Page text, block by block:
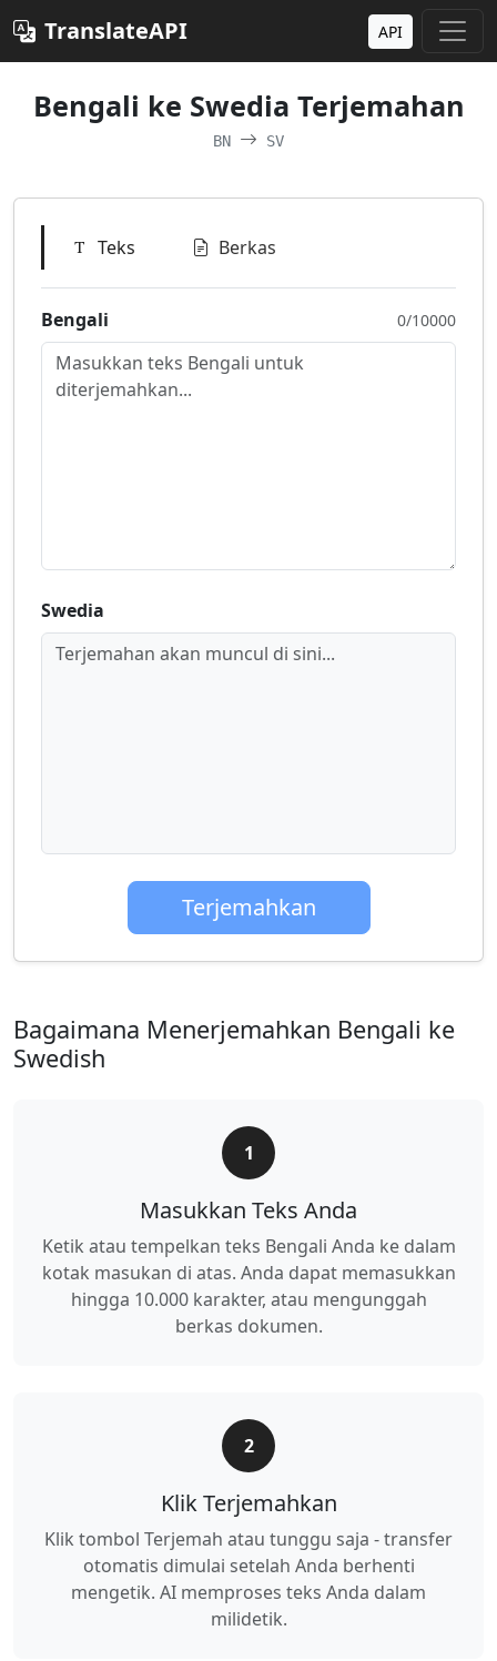
TranslateAPI API
Bengali ke Swedia Terjemahan
BN SV
Teks Berkas
Bengali 0/10000
Swedia
Terjemahan akan muncul di sini...
Terjemahkan
Bagaimana Menerjemahkan Bengali ke
Swedish
1
Masukkan Teks Anda
Ketik atau tempelkan teks Bengali Anda ke dalam
kotak masukan di atas. Anda dapat memasukkan
hingga 10.000 karakter, atau mengunggah
berkas dokumen.
2
Klik Terjemahkan
Klik tombol Terjemah atau tunggu saja - transfer
otomatis dimulai setelah Anda berhenti
mengetik. AI memproses teks Anda dalam
milidetik.